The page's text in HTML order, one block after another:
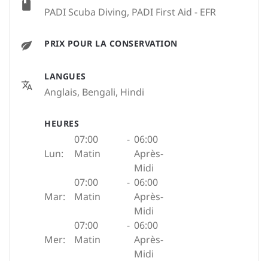
PADI Scuba Diving, PADI First Aid - EFR
PRIX POUR LA CONSERVATION
LANGUES
Anglais, Bengali, Hindi
HEURES
Lun:
07:00
Matin
- 06:00
Après-
Midi
Mar:
07:00
Matin
- 06:00
Après-
Midi
Mer:
07:00
Matin
- 06:00
Après-
Midi